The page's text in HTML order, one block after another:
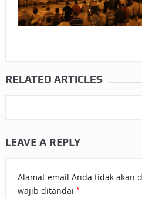
RELATED ARTICLES
LEAVE A REPLY
Alamat email Anda tidak akan
wajib ditandai *